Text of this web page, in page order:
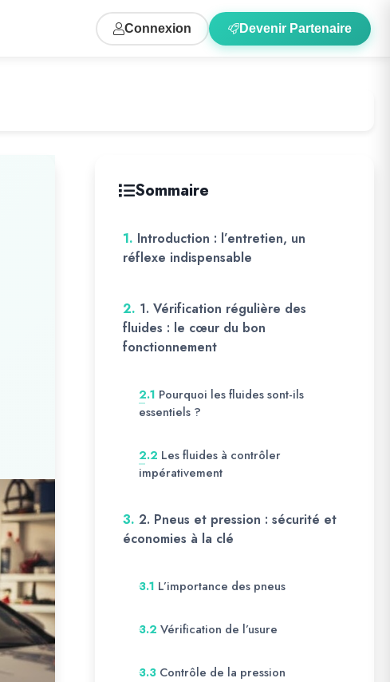
Connexion Devenir Partenaire
Sommaire
1. Introduction : l’entretien, un
réflexe indispensable
2. 1. Vérification régulière des
fluides : le cœur du bon
fonctionnement
2.1 Pourquoi les fluides sont-ils
essentiels ?
2.2 Les fluides à contrôler
impérativement
3. 2. Pneus et pression : sécurité et
économies à la clé
3.1 L’importance des pneus
3.2 Vérification de l’usure
3.3 Contrôle de la pression